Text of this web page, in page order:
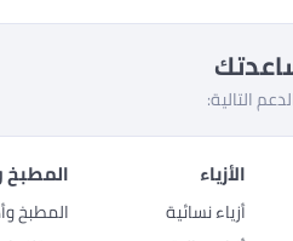
التالية:
الأزياء
أزياء نسائية
المطبخ
المطبخ